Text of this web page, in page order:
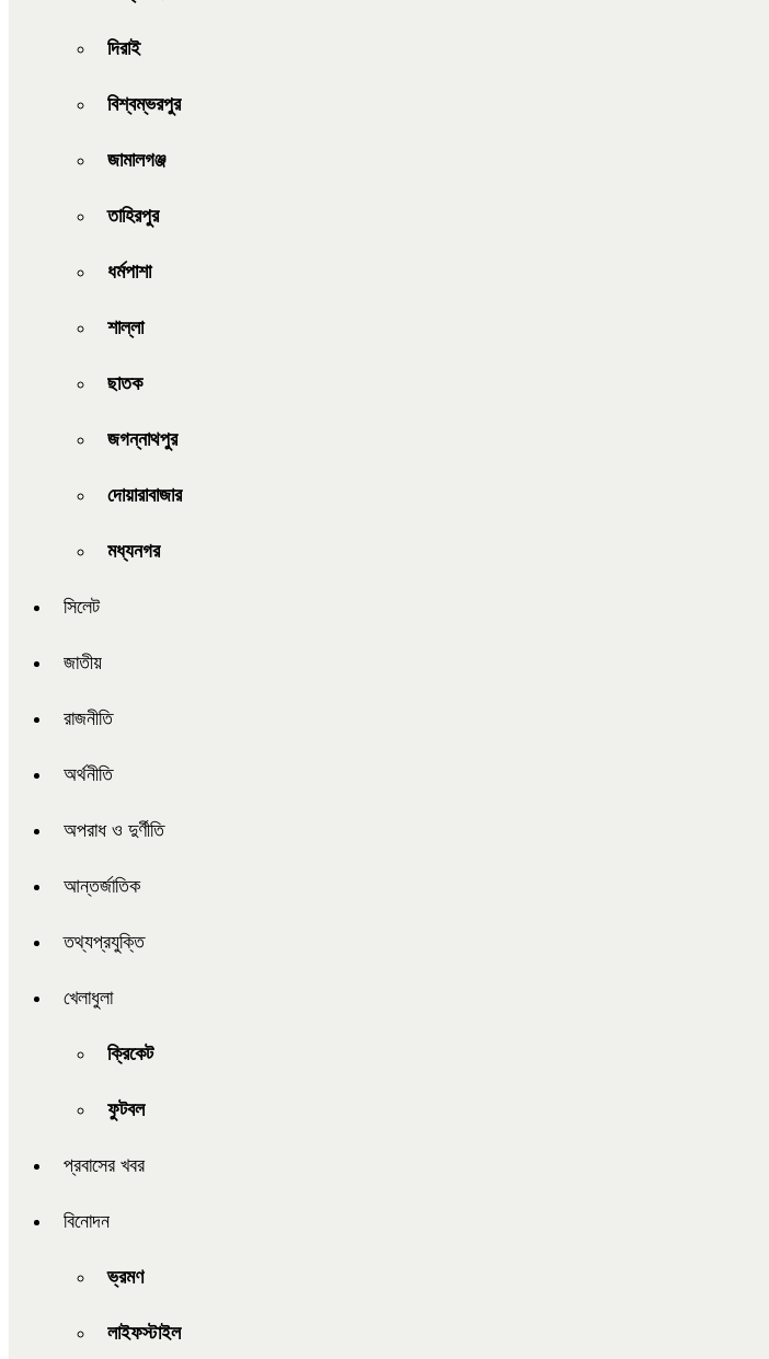
দিরাই
বিশ্বম্ভরপুর
জামালগঞ্জ
তাহিরপুর
ধর্মপাশা
শাল্লা
ছাতক
জগন্নাথপুর
দোয়ারাবাজার
মধ্যনগর
সিলেট
জাতীয়
রাজনীতি
অর্থনীতি
অপরাধ ও দুর্ণীতি
আন্তর্জাতিক
তথ্যপ্রযুক্তি
খেলাধুলা
ক্রিকেট
ফুটবল
প্রবাসের খবর
বিনোদন
ভ্রমণ
লাইফস্টাইল